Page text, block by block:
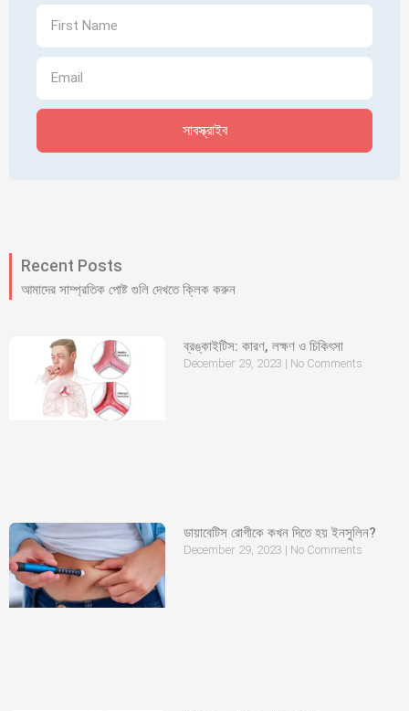
সাবস্ক্রাইব
Recent Posts
আমাদের সাম্প্রতিক পোষ্ট গুলি দেখতে ক্লিক করুন
ব্রঙ্কাইটিস: কারণ, লক্ষণ ও চিকিৎসা
December 29, 2023 No Comments
ডায়াবেটিস রোগীকে কখন দিতে হয় ইনসুলিন?
December 29, 2023 No Comments